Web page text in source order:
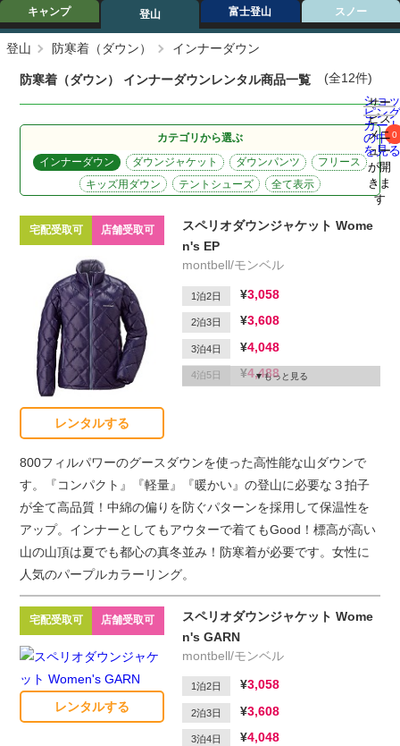
キャンプ 登山 富士登山 スノー
登山 防寒着（ダウン） インナーダウン
ショ
ピン
カー
の中
を見
0
サー
ビス
メニ
ュー
が開
きま
す
防寒着（ダウン） インナーダウンレンタル商品一覧 (全12件)
カテゴリから選ぶ
インナーダウン
ダウンジャケット ダウンパンツ
フリース
キッズ用ダウン
テントシューズ 全て表示
スペリオダウンジャケット Wome
n's EP
montbell/モンベル
1泊2日 3,058
2泊3日 3,608
3泊4日 4,048
4泊5日 4,488もっと見る
宅配受取可 店舗受取可
レンタルする
800フィルパワーのグースダウンを使った高性能な山ダウンで
す。『コンパクト』『軽量』『暖かい』の登山に必要な３拍子
が全て高品質！中綿の偏りを防ぐパターンを採用して保温性を
アップ。インナーとしてもアウターで着てもGood！標高が高い
山の山頂は夏でも都心の真冬並み！防寒着が必要です。女性に
人気のパープルカラーリング。
スペリオダウンジャケット Wome
n's GARN
montbell/モンベル
1泊2日 3,058
2泊3日 3,608
3泊4日 4,048
宅配受取可 店舗受取可
レンタルする